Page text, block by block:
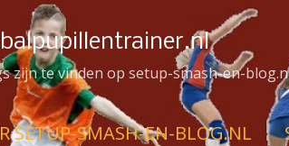
Doorgaan
zijn te vinden op setup-smash-en-
SETUP-SMASH-EN-BLOG.NL